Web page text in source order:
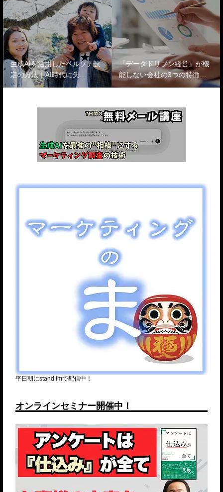
生成AIを活用したペルソナ設
定の方法｜AI時代に失…
『データドリブン経営』が機
能しない会社の3つの特徴…
平日朝にstand.fmで配信中！
オンラインセミナー開催中！